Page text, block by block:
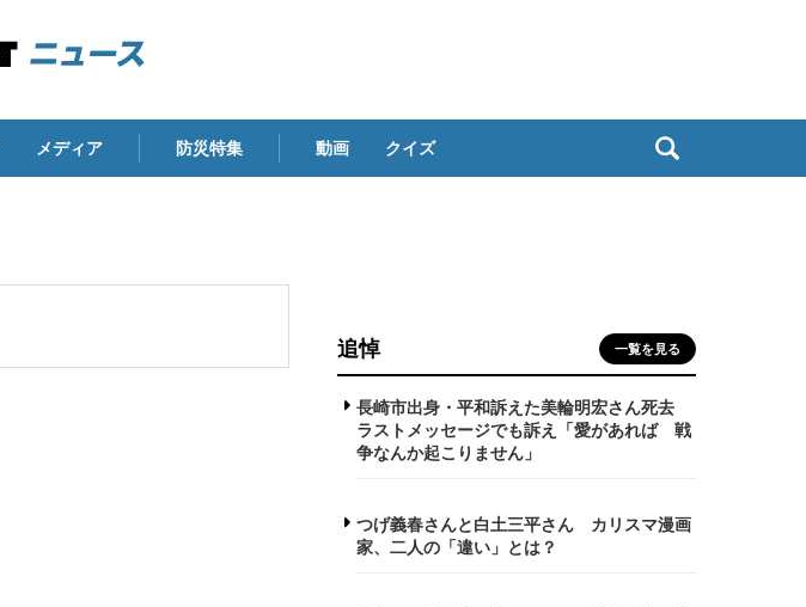
メディア 防災特集 動画 クイズ
追悼 一覧を見る
長崎市出身・平和訴えた美輪明宏さん死去
ラストメッセージでも訴え「愛があれば 戦
争なんか起こりません」
つげ義春さんと白土三平さん カリスマ漫画
家、二人の「違い」とは？